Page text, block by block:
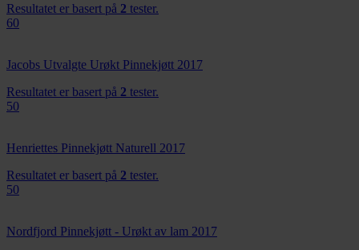
Resultatet er basert på 2 tester.
60
Jacobs Utvalgte Urøkt Pinnekjøtt 2017
Resultatet er basert på 2 tester.
50
Henriettes Pinnekjøtt Naturell 2017
Resultatet er basert på 2 tester.
50
Nordfjord Pinnekjøtt - Urøkt av lam 2017